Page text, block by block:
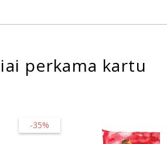
perkama kartu
-35%